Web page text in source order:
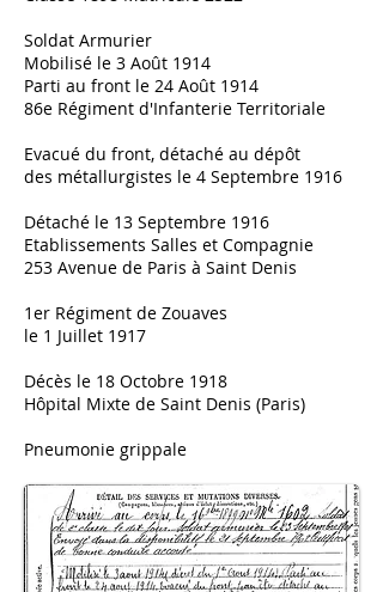
Soldat Armurier
Mobilisé le 3 Août 1914
Parti au front le 24 Août 1914
86e Régiment d'Infanterie Territoriale
Evacué du front, détaché au dépôt
des métallurgistes le 4 Septembre 1916
Détaché le 13 Septembre 1916
Etablissements Salles et Compagnie
253 Avenue de Paris à Saint Denis
1er Régiment de Zouaves
le 1 Juillet 1917
Décès le 18 Octobre 1918
Hôpital Mixte de Saint Denis (Paris)
Pneumonie grippale